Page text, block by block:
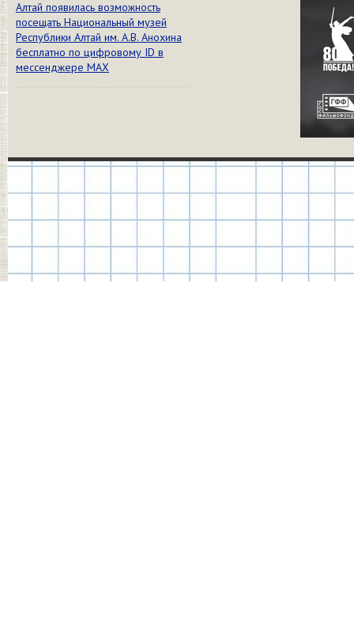
Алтай появилась возможность
посещать Национальный музей
Республики Алтай им. А.В. Анохина
бесплатно по цифровому ID в
мессенджере МАХ